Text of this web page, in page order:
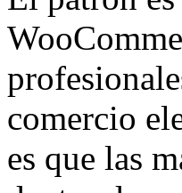
comercio
es que las